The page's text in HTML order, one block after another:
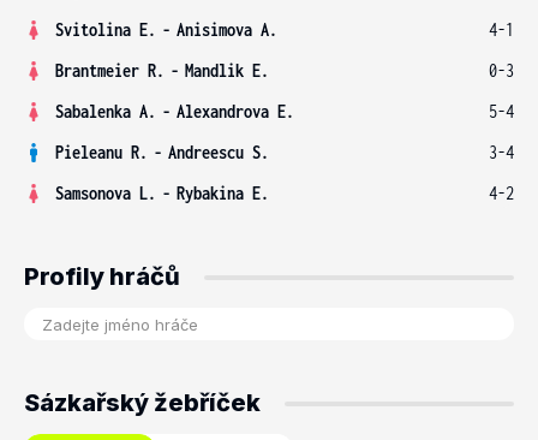
Svitolina E. - Anisimova A.
4-1
Brantmeier R. - Mandlik E.
0-3
Sabalenka A. - Alexandrova E.
5-4
Pieleanu R. - Andreescu S.
3-4
Samsonova L. - Rybakina E. 4-2
Profily hráčů
Sázkařský žebříček